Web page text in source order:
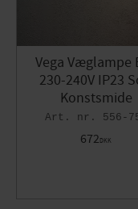
Vega Væglampe
230-240V IP23
Konstsmide
556-
672DKK